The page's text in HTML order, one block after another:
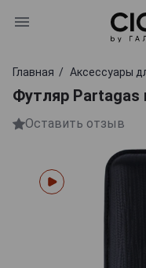
Главная Аксессуары
Футляр Partagas
Оставить отзыв